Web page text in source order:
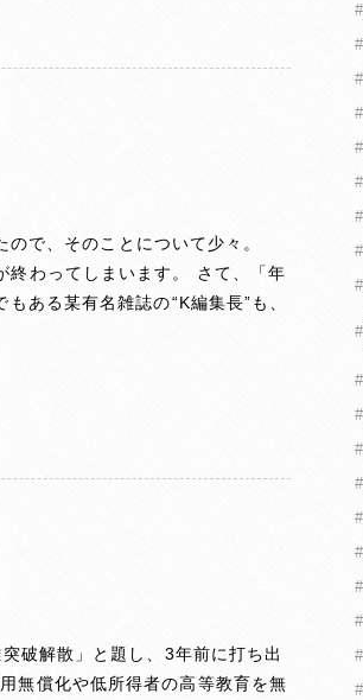
ので、そのことについて少々。
終わってしまいます。 さて、「年
ある某有名雑誌の“K編集長”も、
破解散」と題し、3年前に打ち出
無償化や低所得者の高等教育を無